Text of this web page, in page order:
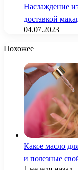
Наслаждение
доставкой
04.07.2023
Похожее
Какое масло
и полезные